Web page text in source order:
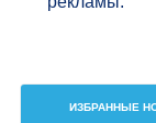
ИЗБРАННЫЕ